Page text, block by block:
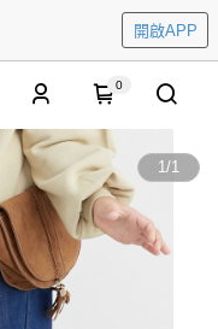
開啟APP
0
1/1